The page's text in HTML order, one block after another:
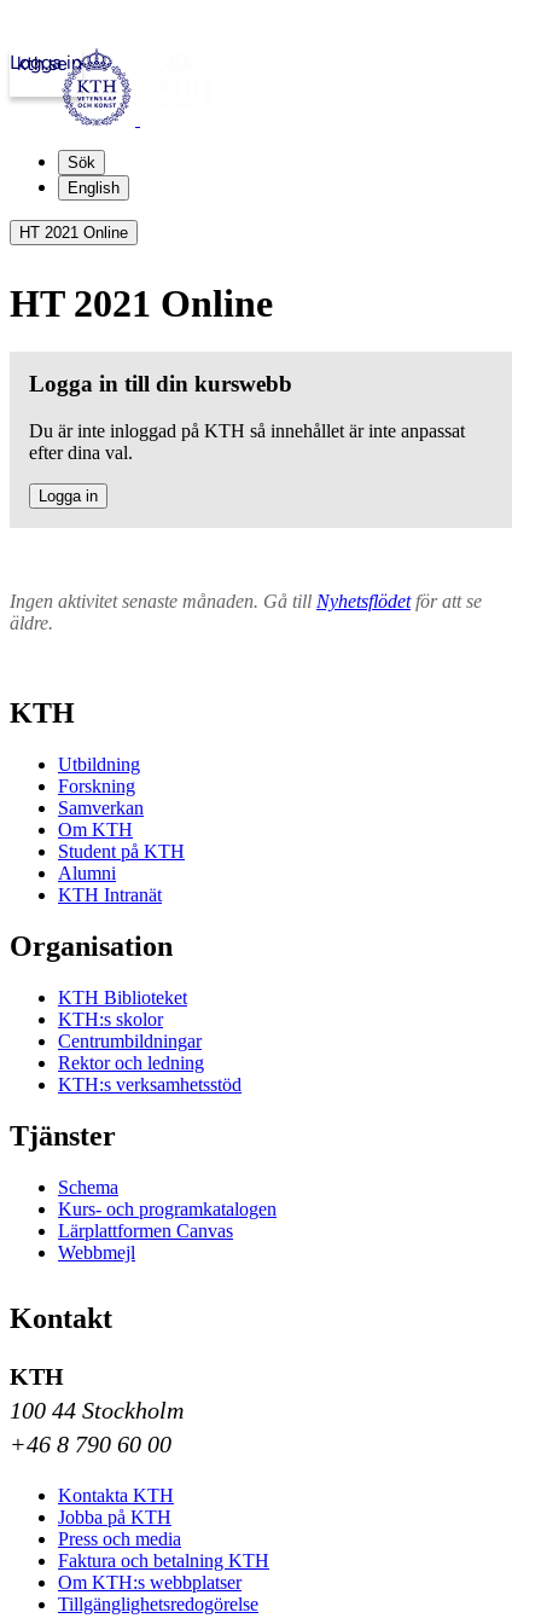
kth.se
Logga in
Sök
English
HT 2021 Online
HT 2021 Online
Logga in till din kurswebb
Du är inte inloggad på KTH så innehållet är inte anpassat
efter dina val.
Logga in
Ingen aktivitet senaste månaden. Gå till Nyhetsflödetför att se
äldre.
KTH
Utbildning
Forskning
Samverkan
Om KTH
Student på KTH
Alumni
KTH Intranät
Organisation
KTH Biblioteket
KTH:s skolor
Centrumbildningar
Rektor och ledning
KTH:s verksamhetsstöd
Tjänster
Schema
Kurs- och programkatalogen
Lärplattformen Canvas
Webbmejl
Kontakt
KTH
100 44 Stockholm
+46 8 790 60 00
Kontakta KTH
Jobba på KTH
Press och media
Faktura och betalning KTH
Om KTH:s webbplatser
Tillgänglighetsredogörelse